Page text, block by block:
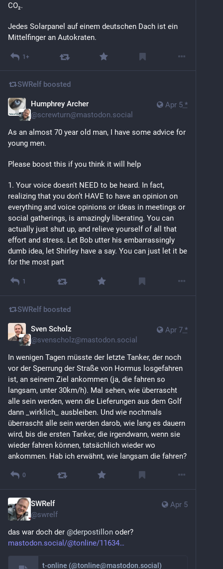
CO₂.
Jedes Solarpanel auf einem deutschen Dach ist ein
Mittelfinger an Autokraten.
1+
SWRelf boosted
Apr 5 *
Humphrey Archer
@screwturn@mastodon.social
As an almost 70 year old man, I have some advice for
young men.
Please boost this if you think it will help
1. Your voice doesn't NEED to be heard. In fact,
realizing that you don’t HAVE to have an opinion on
everything and voice opinions or ideas in meetings or
social gatherings, is amazingly liberating. You can
actually just shut up, and relieve yourself of all that
effort and stress. Let Bob utter his embarrassingly
dumb idea, let Shirley have a say. You can just let it be
for the most part
1
SWRelf boosted
Apr 7 *
Sven Scholz
@svenscholz@mastodon.social
In wenigen Tagen müsste der letzte Tanker, der noch
vor der Sperrung der Straße von Hormus losgefahren
ist, an seinem Ziel ankommen (ja, die fahren so
langsam, unter 30km/h). Mal sehen, wie überrascht
alle sein werden, wenn die Lieferungen aus dem Golf
dann _wirklich_ ausbleiben. Und wie nochmals
überrascht alle sein werden darob, wie lang es dauern
wird, bis die ersten Tanker, die irgendwann, wenn sie
wieder fahren können, tatsächlich wieder wo
ankommen. Hab ich erwähnt, wie langsam die fahren?
0
Apr 5
SWRelf
@swrelf
das war doch der @derpostillon oder?
mastodon.social/@tonline/11634
t-online (@tonline@mastodon.social)